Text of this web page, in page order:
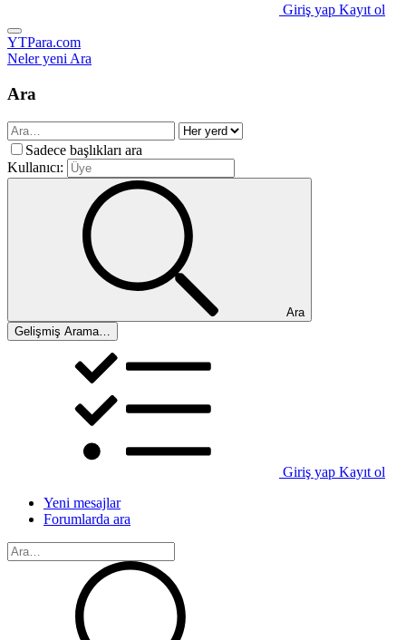
Giriş yap Kayıt ol
YTPara.com
Neler yeniAra
Ara
Sadece başlıkları ara
Kullanıcı:
Ara
Gelişmiş Arama…
Giriş yap Kayıt ol
Yeni mesajlar
Forumlarda ara